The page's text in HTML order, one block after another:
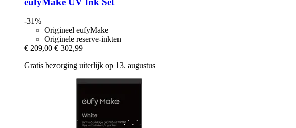
-31%
Origineel eufyMake
Originele reserve-inkten
€ 209,00 € 302,99
Gratis bezorging uiterlijk op 13. augustus